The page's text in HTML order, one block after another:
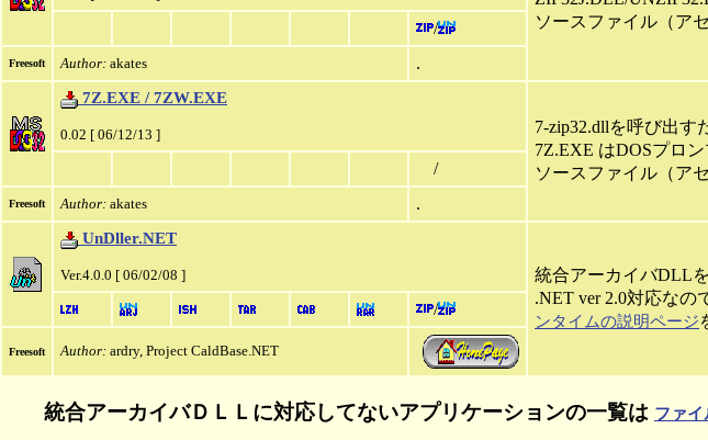
ソースファイル（ア
/
Freesoft Author: akates .
7Z.EXE / 7ZW.EXE
0.02 [ 06/12/13 ]
7-zip32.dllを呼び出す
7Z.EXE はDOSプロ
ソースファイル（ア
/
Freesoft Author: akates .
UnDller.NET
Ver.4.0.0 [ 06/02/08 ]
統合アーカイバDLL
.NET ver 2.0対応なの
ンタイムの説明ページ
/
Freesoft Author: ardry, Project CaldBase.NET
統合アーカイバＤＬＬに対応してないアプリケーションの一覧は ファ